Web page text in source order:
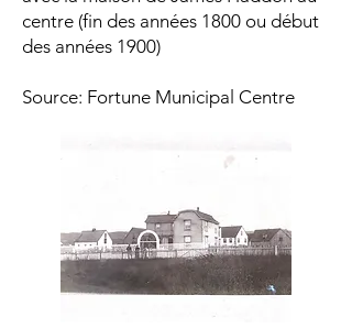
centre (fin des années 1800 ou début
des années 1900)
Source: Fortune Municipal Centre